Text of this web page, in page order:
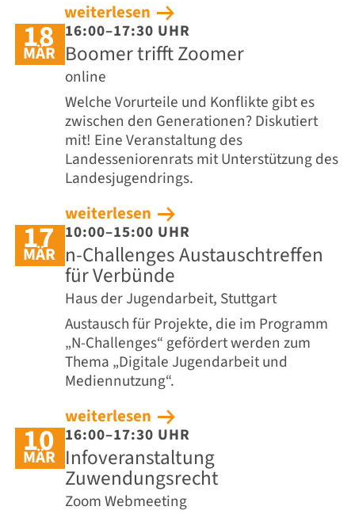
weiterlesen
18
MÄR
16:00–17:30 UHR
Boomer trifft Zoomer
online
Welche Vorurteile und Konflikte gibt es
zwischen den Generationen? Diskutiert
mit! Eine Veranstaltung des
Landesseniorenrats mit Unterstützung des
Landesjugendrings.
weiterlesen
17
MÄR
10:00–15:00 UHR
n-Challenges Austauschtreffen
für Verbünde
Haus der Jugendarbeit, Stuttgart
Austausch für Projekte, die im Programm
„N-Challenges“ gefördert werden zum
Thema „Digitale Jugendarbeit und
Mediennutzung“.
weiterlesen
10
MÄR
16:00–17:30 UHR
Infoveranstaltung
Zuwendungsrecht
Zoom Webmeeting